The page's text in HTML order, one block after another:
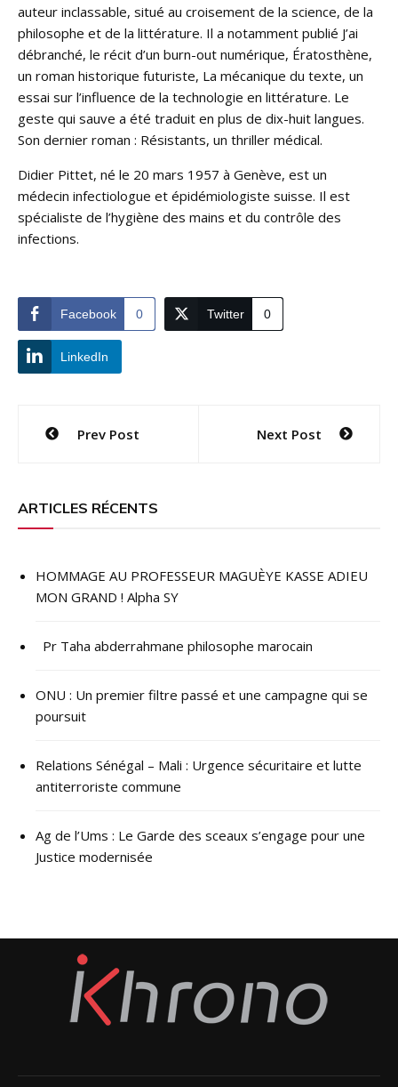
auteur inclassable, situé au croisement de la science, de la
philosophe et de la littérature. Il a notamment publié J’ai
débranché, le récit d’un burn-out numérique, Ératosthène,
un roman historique futuriste, La mécanique du texte, un
essai sur l’influence de la technologie en littérature. Le
geste qui sauve a été traduit en plus de dix-huit langues.
Son dernier roman : Résistants, un thriller médical.
Didier Pittet, né le 20 mars 1957 à Genève, est un
médecin infectiologue et épidémiologiste suisse. Il est
spécialiste de l’hygiène des mains et du contrôle des
infections.
Facebook 0 Twitter 0
LinkedIn
Navigation
l’article
Prev Post Next Post
ARTICLES RÉCENTS
HOMMAGE AU PROFESSEUR MAGUÈYE KASSE ADIEU
MON GRAND ! Alpha SY
Pr Taha abderrahmane philosophe marocain
ONU : ​Un premier filtre passé et une campagne qui se
poursuit
Relations Sénégal – Mali : Urgence sécuritaire et lutte
antiterroriste commune
Ag de l’Ums : Le Garde des sceaux s’engage pour une
Justice modernisée